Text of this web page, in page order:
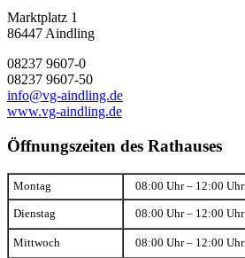
Marktplatz 1
86447 Aindling
08237 9607-0
08237 9607-50
info@vg-aindling.de
www.vg-aindling.de
Öffnungszeiten des Rathauses
Montag 08:00 Uhr – 12:00 Uhr
Dienstag 08:00 Uhr – 12:00 Uhr
Mittwoch 08:00 Uhr – 12:00 Uhr